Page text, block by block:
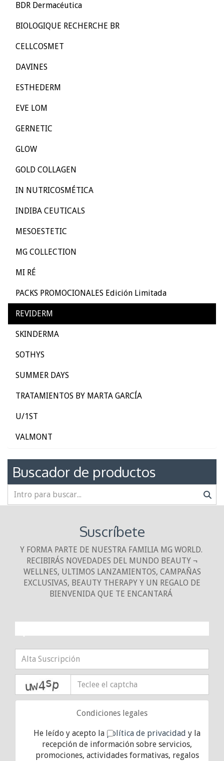
BDR Dermacéutica
BIOLOGIQUE RECHERCHE BR
CELLCOSMET
DAVINES
ESTHEDERM
EVE LOM
GERNETIC
GLOW
GOLD COLLAGEN
IN NUTRICOSMÉTICA
INDIBA CEUTICALS
MESOESTETIC
MG COLLECTION
MI RÉ
PACKS PROMOCIONALES Edición Limitada
REVIDERM
SKINDERMA
SOTHYS
SUMMER DAYS
TRATAMIENTOS BY MARTA GARCÍA
U/1ST
VALMONT
Buscador de productos
Suscríbete
Y FORMA PARTE DE NUESTRA FAMILIA MG WORLD.
RECIBIRÁS NOVEDADES DEL MUNDO BEAUTY ¬
WELLNES, ULTIMOS LANZAMIENTOS, CAMPAÑAS
EXCLUSIVAS, BEAUTY THERAPY Y UN REGALO DE
BIENVENIDA QUE TE ENCANTARÁ
Condiciones legales
He leído y acepto la política de privacidad y la
recepción de información sobre servicios,
promociones, actividades formativas, regalos